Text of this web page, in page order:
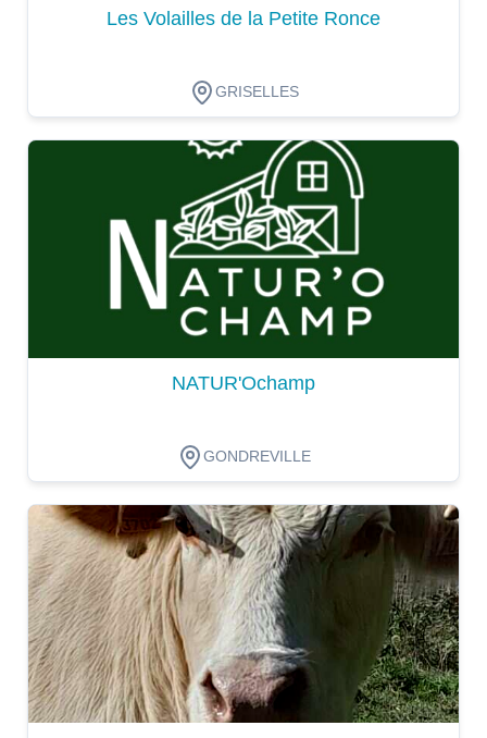
Les Volailles de la Petite Ronce
GRISELLES
NATUR'Ochamp
GONDREVILLE
Dégustation